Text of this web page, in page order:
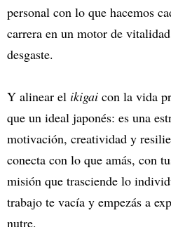
personal con lo que hacemos
carrera en un motor de
desgaste.
Y alinear el ikigai con la vida
que un ideal japonés: es una
motivación, creatividad y
conecta con lo que amás, con
misión que trasciende lo
trabajo te vacía y empezás a
nutre.